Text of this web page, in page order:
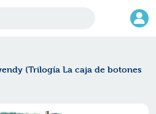
(Trilogía La caja de botones